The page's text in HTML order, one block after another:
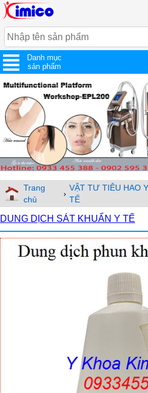
Danh mục
sản phẩm
Trang
chủ
›
VẬT TƯ TIÊU HAO Y
TẾ
DUNG DỊCH SÁT KHUẨN Y TẾ